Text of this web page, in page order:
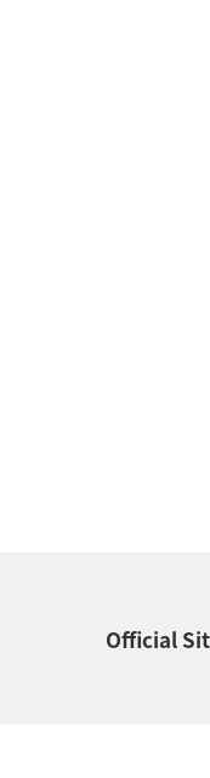
Official